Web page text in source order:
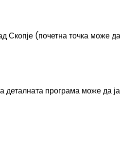
Скопје (почетна точка може
деталната програма може да